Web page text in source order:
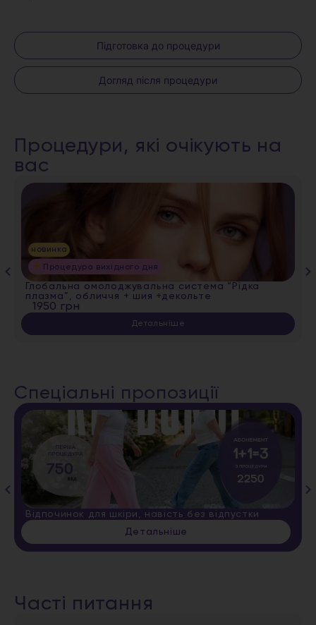
Підготовка до процедури
Догляд після процедури
Процедури, які очікують на
вас
новинка
Процедура вихідного дня
Глобальна омолоджувальна система “Рідка
плазма”, обличчя + шия +декольте
1950 грн
Детальніше
Спеціальні пропозиції
Відпочинок для шкіри, навість без відпустки
Детальніше
Часті питання